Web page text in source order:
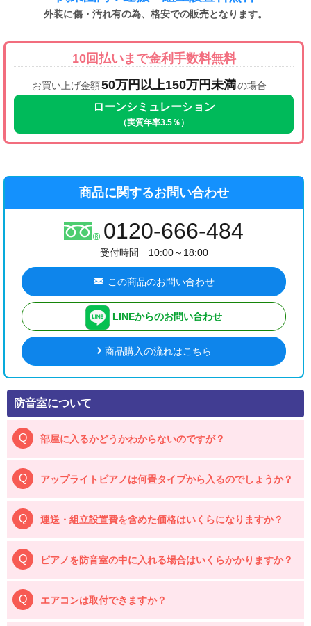
外装に傷・汚れ有の為、格安での販売となります。
10回払いまで金利手数料無料
お買い上げ金額50万円以上150万円未満の場合
ローンシミュレーション
（実質年率3.5％）
商品に関するお問い合わせ
0120-666-484
受付時間 10:00～18:00
この商品のお問い合わせ
LINEからのお問い合わせ
商品購入の流れはこちら
防音室について
部屋に入るかどうかわからないのですが？
アップライトピアノは何畳タイプから入るのでしょうか？
運送・組立設置費を含めた価格はいくらになりますか？
ピアノを防音室の中に入れる場合はいくらかかりますか？
エアコンは取付できますか？